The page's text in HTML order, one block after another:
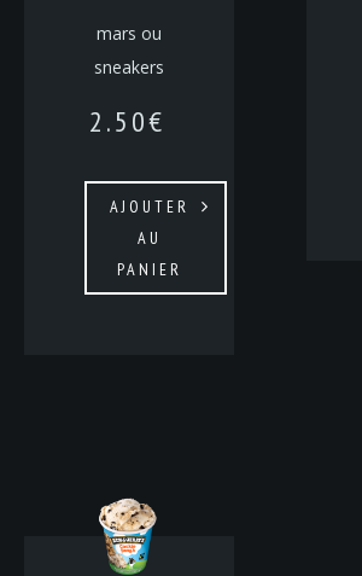
mars ou
sneakers
2.50€
AJOUTER
AU
PANIER